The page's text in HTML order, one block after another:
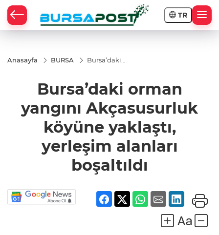
TR
Anasayfa BURSA
Bursa’daki
Akçasusurluk
köyüne
yerleşim
alanları
boşaltıldı
Bursa’daki orman
yangını Akçasusurluk
köyüne yaklaştı,
yerleşim alanları
boşaltıldı